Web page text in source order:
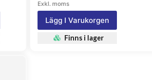
Exkl. moms
Lägg I Varukorgen
Finns i lager